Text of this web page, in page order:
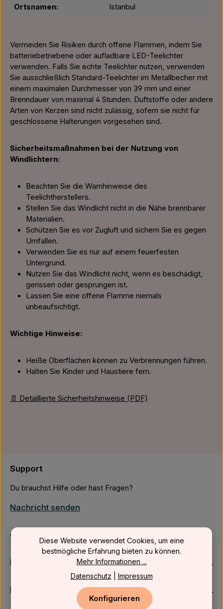
Ortsnamen: Istanbul
Vermeiden Sie Risiken durch offene Flammen, indem Sie
batteriebetriebene oder aufladbare LED-Teelichter
verwenden. Falls Sie echte Teelichter nutzen, verwenden
Sie ausschließlich Standard-Teelichter im Metallbecher mit
einem maximalen Durchmesser von 39 mm und einer
Brenndauer von maximal 4 Stunden. Duftstoffe oder andere
Arten von Kerzen sind nicht zulässig, sofern sie nicht für
geschlossene Halterungen vorgesehen sind.
Sicherheitsmaßnahmen bei der Nutzung von
Windlichtern:
Beachten Sie die Warnhinweise des
Teelichtherstellers.
Stellen Sie das Windlicht nicht in die Nähe brennbarer
Materialien.
Schützen Sie es vor Zugluft und sichern Sie es gegen
Umfallen.
Verwenden Sie es nur auf einem feuerfesten
Untergrund.
Nutzen Sie das Windlicht nicht, wenn es beschädigt,
gerissen oder gesprungen ist.
Lassen Sie eine offene Flamme niemals
unbeaufsichtigt.
Wichtige Hinweise:
Heiße Oberflächen können zu Verbrennungen führen.
Halten Sie Kinder und Haustiere fern.
📄 Detaillierte Sicherheitshinweise (PDF)
Support
Du brauchst Hilfe oder hast Fragen?
Nachricht senden
oder über unser
Firmenkunden
Kundenservice
Diese Website verwendet Cookies, um eine
bestmögliche Erfahrung bieten zu können.
Mehr Informationen ...
Datenschutz
Impressum
Konfigurieren